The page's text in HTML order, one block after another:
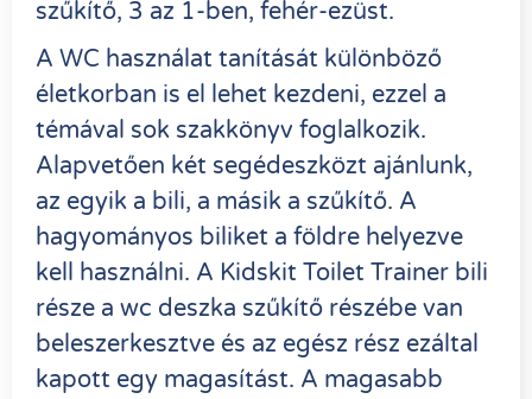
szűkítő, 3 az 1-ben, fehér-ezüst.
A WC használat tanítását különböző
életkorban is el lehet kezdeni, ezzel a
témával sok szakkönyv foglalkozik.
Alapvetően két segédeszközt ajánlunk,
az egyik a bili, a másik a szűkítő. A
hagyományos biliket a földre helyezve
kell használni. A Kidskit Toilet Trainer bili
része a wc deszka szűkítő részébe van
beleszerkesztve és az egész rész ezáltal
kapott egy magasítást. A magasabb